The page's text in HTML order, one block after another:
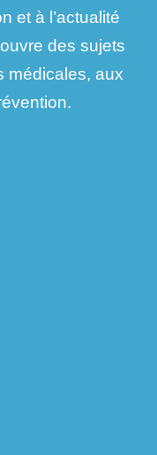
et à l’actualité
des sujets
médicales, aux